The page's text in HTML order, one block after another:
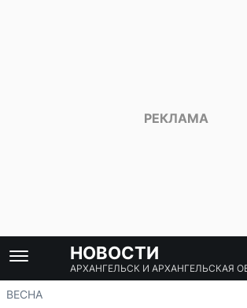
НОВОСТИ
АРХАНГЕЛЬСК И АРХАНГЕЛЬСКАЯ
ВЕСНА